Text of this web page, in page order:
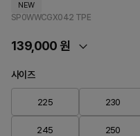
NEW
SP0WWCGX042 TPE
139,000 원
사이즈
225 230
245 250